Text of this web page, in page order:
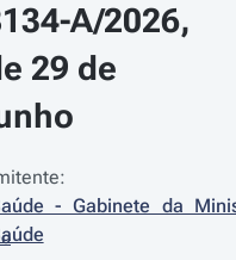
A/2026,
29 de
- Gabinete da